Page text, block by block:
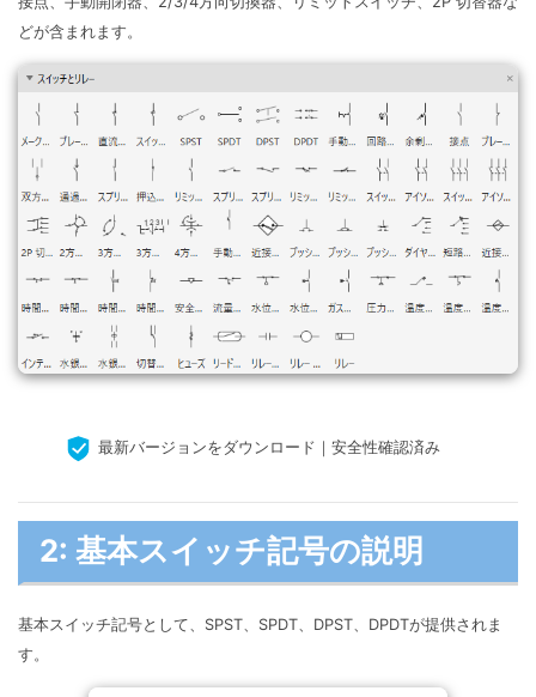
どが含まれます。
最新バージョンをダウンロード｜安全性確認済み
2: 基本スイッチ記号の説明
基本スイッチ記号として、SPST、SPDT、DPST、DPDTが提供されま
す。